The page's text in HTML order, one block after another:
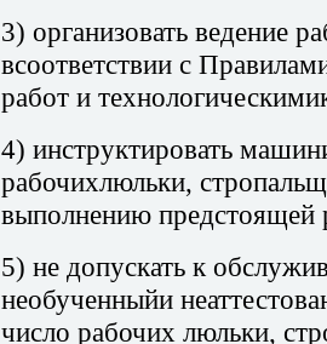
3) организовать ведение
всоответствии с
работ и
4) инструктировать
рабочихлюльки,
выполнению предстоящей
5) не допускать к
необученныйи
число рабочих люльки,